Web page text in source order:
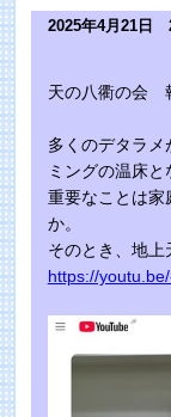
2025年4月21日
天の八衢の会
多くのデタラメ
ミングの温床と
重要なことは家
か。
そのとき、地上
https://